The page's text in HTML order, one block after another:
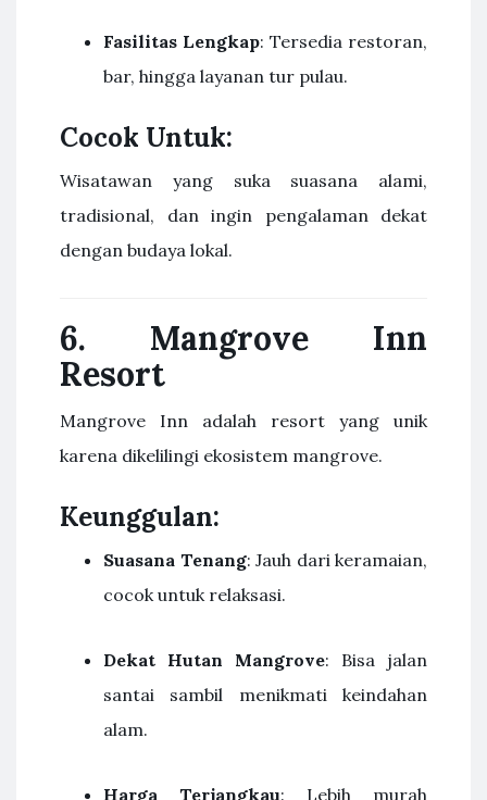
Fasilitas Lengkap: Tersedia restoran,
bar, hingga layanan tur pulau.
Cocok Untuk:
Wisatawan yang suka suasana alami,
tradisional, dan ingin pengalaman dekat
dengan budaya lokal.
6. Mangrove Inn
Resort
Mangrove Inn adalah resort yang unik
karena dikelilingi ekosistem mangrove.
Keunggulan:
Suasana Tenang: Jauh dari keramaian,
cocok untuk relaksasi.
Dekat Hutan Mangrove: Bisa jalan
santai sambil menikmati keindahan
alam.
Harga Terjangkau: Lebih murah